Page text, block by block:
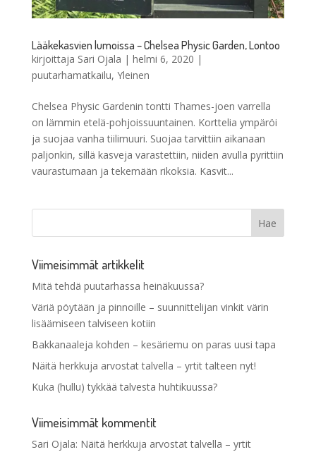
Lääkekasvien lumoissa – Chelsea Physic Garden, Lontoo
kirjoittaja Sari Ojala | helmi 6, 2020 |
puutarhamatkailu, Yleinen
Chelsea Physic Gardenin tontti Thames-joen varrella
on lämmin etelä-pohjoissuuntainen. Korttelia ympäröi
ja suojaa vanha tiilimuuri. Suojaa tarvittiin aikanaan
paljonkin, sillä kasveja varastettiin, niiden avulla pyrittiin
vaurastumaan ja tekemään rikoksia. Kasvit...
Viimeisimmät artikkelit
Mitä tehdä puutarhassa heinäkuussa?
Väriä pöytään ja pinnoille – suunnittelijan vinkit värin
lisäämiseen talviseen kotiin
Bakkanaaleja kohden – kesäriemu on paras uusi tapa
Näitä herkkuja arvostat talvella – yrtit talteen nyt!
Kuka (hullu) tykkää talvesta huhtikuussa?
Viimeisimmät kommentit
Sari Ojala: Näitä herkkuja arvostat talvella – yrtit